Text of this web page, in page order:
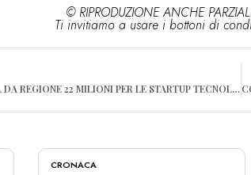
© RIPRODUZIONE ANCHE
Ti invitiamo a usare i bottoni di
PUGLIA, DA REGIONE 22 MILIONI PER LE STARTUP TECNOLOGICHE: OLTRE 100 IMPRESE NATE
CRONACA